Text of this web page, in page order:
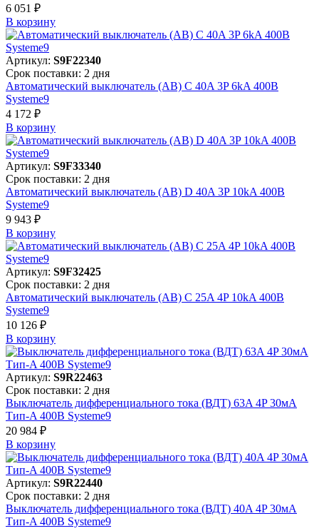
6 051 ₽
В корзинy
Артикул: S9F22340
Срок поставки: 2 дня
Автоматический выключатель (АВ) C 40A 3P 6kA 400В
Systeme9
4 172 ₽
В корзинy
Артикул: S9F33340
Срок поставки: 2 дня
Автоматический выключатель (АВ) D 40A 3P 10kA 400В
Systeme9
9 943 ₽
В корзинy
Артикул: S9F32425
Срок поставки: 2 дня
Автоматический выключатель (АВ) C 25A 4P 10kA 400В
Systeme9
10 126 ₽
В корзинy
Артикул: S9R22463
Срок поставки: 2 дня
Выключатель дифференциального тока (ВДТ) 63A 4P 30мА
Тип-A 400В Systeme9
20 984 ₽
В корзинy
Артикул: S9R22440
Срок поставки: 2 дня
Выключатель дифференциального тока (ВДТ) 40A 4P 30мА
Тип-A 400В Systeme9